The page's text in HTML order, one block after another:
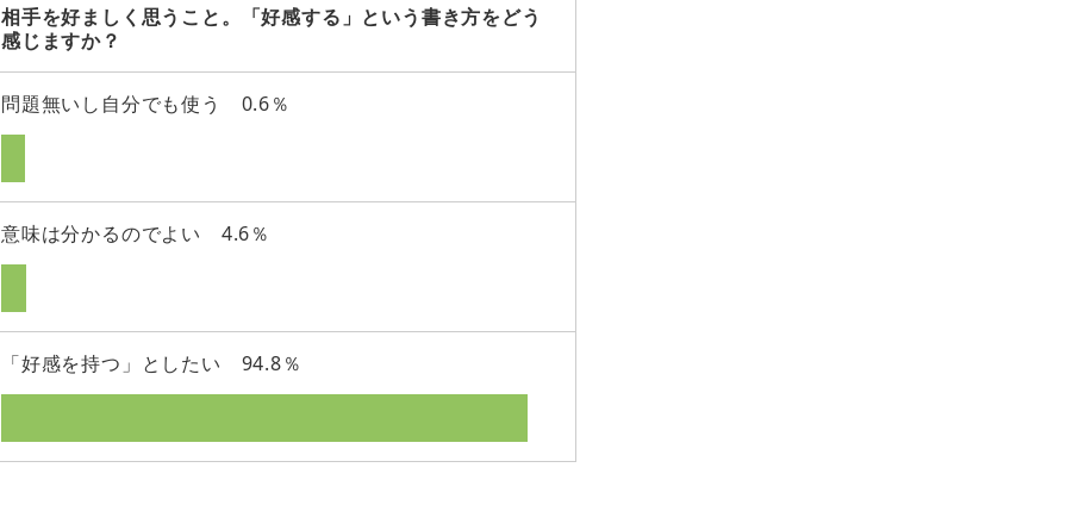
相手を好ましく思うこと。「好感する」という書き方をどう
感じますか？
問題無いし自分でも使う 0.6％
意味は分かるのでよい 4.6％
「好感を持つ」としたい 94.8％